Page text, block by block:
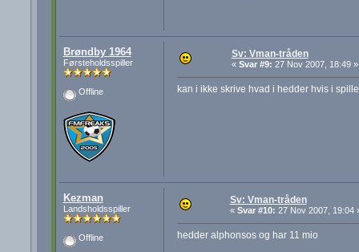
Brøndby 1964
Førsteholdsspiller
Offline
Sv: Vman-tråden
« Svar #9: 27 Nov 2007, 18:49 »
kan i ikke skrive hvad i hedder hvis i
Kezman
Landsholdsspiller
Offline
Sv: Vman-tråden
« Svar #10: 27 Nov 2007, 19:04
hedder alphonsos og har 11 mio